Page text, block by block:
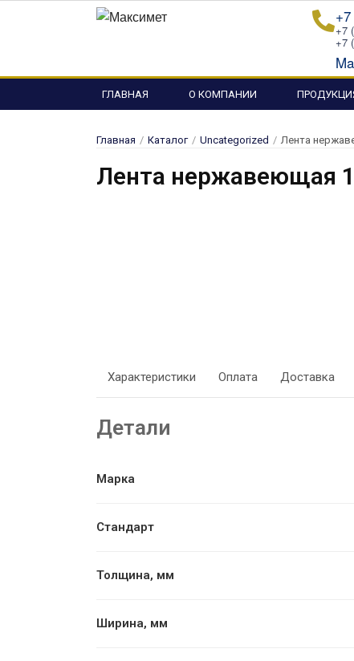
+7
+7
ГЛАВНАЯ О КОМПАНИИ
Главная / Каталог / Uncategorized / Лента
Лента нержавеющая
Характеристики Оплата Доставка
Детали
Марка
Стандарт
Толщина, мм
Ширина, мм